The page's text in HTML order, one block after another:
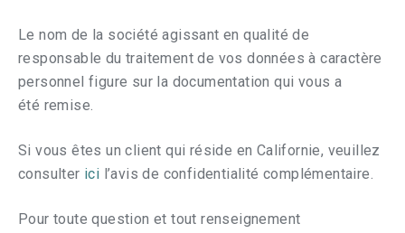
Le nom de la société agissant en qualité de
responsable du traitement de vos données à caractère
personnel figure sur la documentation qui vous a
été remise.
Si vous êtes un client qui réside en Californie, veuillez
consulter ici l’avis de confidentialité complémentaire.
Pour toute question et tout renseignement